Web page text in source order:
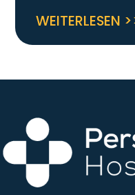
WEITERLESEN